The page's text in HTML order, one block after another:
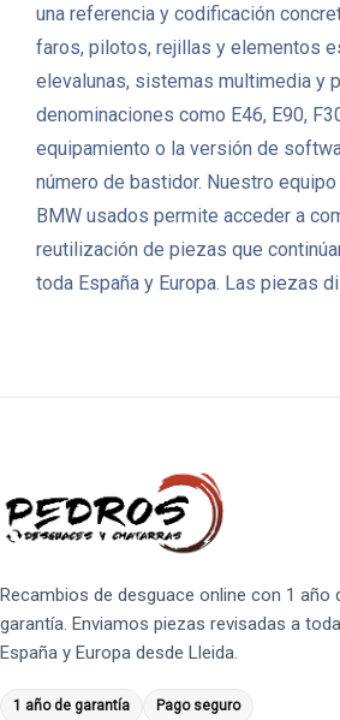
una referencia y codificación
faros, pilotos, rejillas y elementos
elevalunas, sistemas multimedia y
denominaciones como E46, E90,
equipamiento o la versión de
número de bastidor. Nuestro
BMW usados permite acceder a
reutilización de piezas que
toda España y Europa. Las piezas
Recambios de desguace online con 1 año
garantía. Enviamos piezas revisadas a toda
España y Europa desde Lleida.
1 año de garantía Pago seguro